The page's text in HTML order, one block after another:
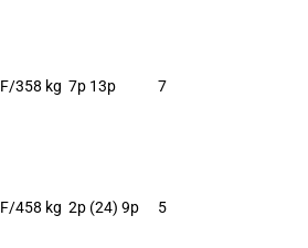
F/358 kg 7p 13p 7
F/458 kg 2p (24) 9p 5